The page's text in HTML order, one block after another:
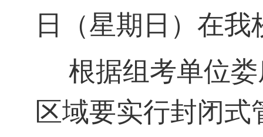
日（星期日） 在我
根据组考单位
区域要实行封闭